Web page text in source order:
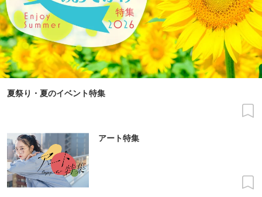
夏祭り・夏のイベント特集
アート特集